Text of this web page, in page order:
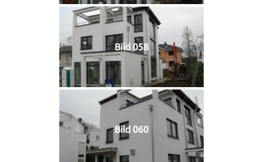
Bild 058
Bild 060